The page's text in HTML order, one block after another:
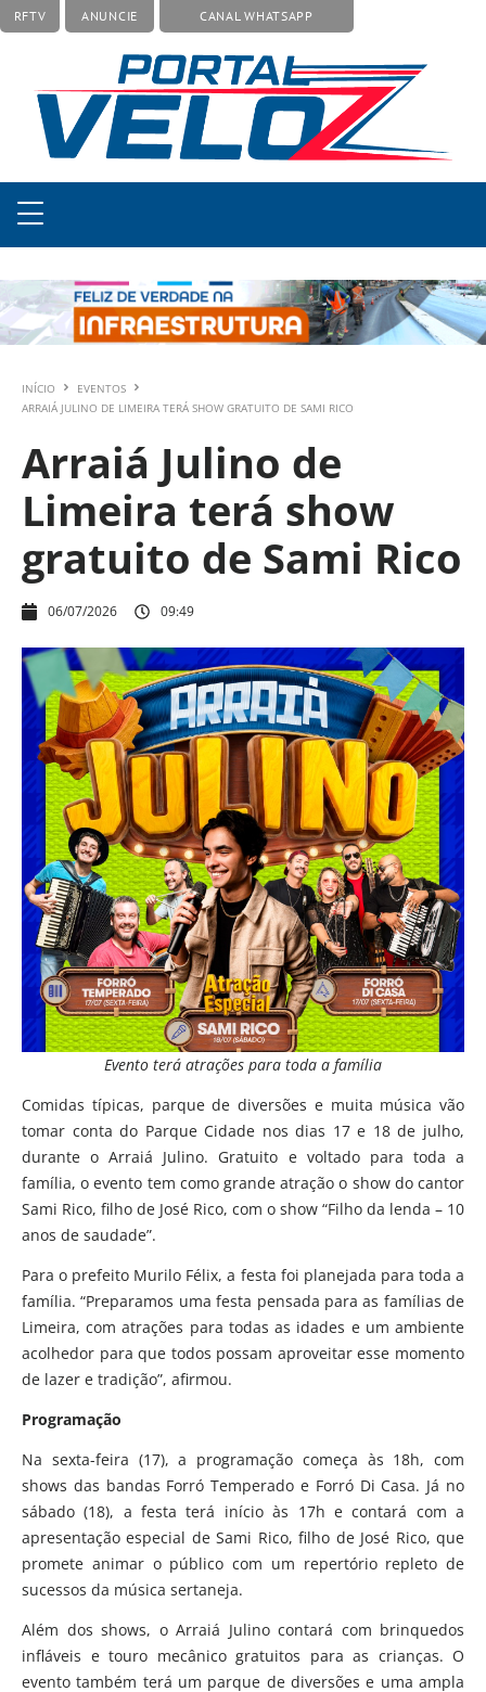
RFTV ANUNCIE CANAL WHATSAPP
INÍCIO
EVENTOS
ARRAIÁ JULINO DE LIMEIRA TERÁ SHOW GRATUITO DE SAMI RICO
Arraiá Julino de
Limeira terá show
gratuito de Sami Rico
06/07/2026 09:49
Evento terá atrações para toda a família
Comidas típicas, parque de diversões e muita música vão
tomar conta do Parque Cidade nos dias 17 e 18 de julho,
durante o Arraiá Julino. Gratuito e voltado para toda a
família, o evento tem como grande atração o show do cantor
Sami Rico, filho de José Rico, com o show “Filho da lenda – 10
anos de saudade”.
Para o prefeito Murilo Félix, a festa foi planejada para toda a
família. “Preparamos uma festa pensada para as famílias de
Limeira, com atrações para todas as idades e um ambiente
acolhedor para que todos possam aproveitar esse momento
de lazer e tradição”, afirmou.
Programação
Na sexta-feira (17), a programação começa às 18h, com
shows das bandas Forró Temperado e Forró Di Casa. Já no
sábado (18), a festa terá início às 17h e contará com a
apresentação especial de Sami Rico, filho de José Rico, que
promete animar o público com um repertório repleto de
sucessos da música sertaneja.
Além dos shows, o Arraiá Julino contará com brinquedos
infláveis e touro mecânico gratuitos para as crianças. O
evento também terá um parque de diversões e uma ampla